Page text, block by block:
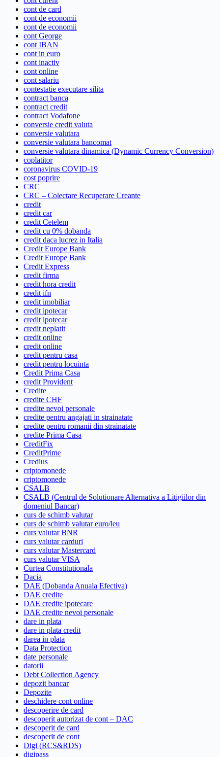
cont de card
cont de economii
cont de economii
cont George
cont IBAN
cont in euro
cont inactiv
cont online
cont salariu
contestatie executare silita
contract banca
contract credit
contract Vodafone
conversie credit valuta
conversie valutara
conversie valutara bancomat
conversie valutara dinamica (Dynamic Currency Conversion)
coplatitor
coronavirus COVID-19
cost poprire
CRC
CRC – Colectare Recuperare Creante
credit
credit car
credit Cetelem
credit cu 0% dobanda
credit daca lucrez in Italia
Credit Europe Bank
Credit Europe Bank
Credit Express
credit firma
credit hora credit
credit ifn
credit imobiliar
credit ipotecar
credit ipotecar
credit neplatit
credit online
credit online
credit pentru casa
credit pentru locuinta
Credit Prima Casa
credit Provident
Credite
credite CHF
credite nevoi personale
credite pentru angajati in strainatate
credite pentru romanii din strainatate
credite Prima Casa
CreditFix
CreditPrime
Credius
criptomonede
criptomonede
CSALB
CSALB (Centrul de Solutionare Alternativa a Litigiilor din
domeniul Bancar)
curs de schimb valutar
curs de schimb valutar euro/leu
curs valutar BNR
curs valutar carduri
curs valutar Mastercard
curs valutar VISA
Curtea Constitutionala
Dacia
DAE (Dobanda Anuala Efectiva)
DAE credite
DAE credite ipotecare
DAE credite nevoi personale
dare in plata
dare in plata credit
darea in plata
Data Protection
date personale
datorii
Debt Collection Agency
depozit bancar
Depozite
deschidere cont online
descoperire de card
descoperit autorizat de cont – DAC
descoperit de card
descoperit de cont
Digi (RCS&RDS)
digipass